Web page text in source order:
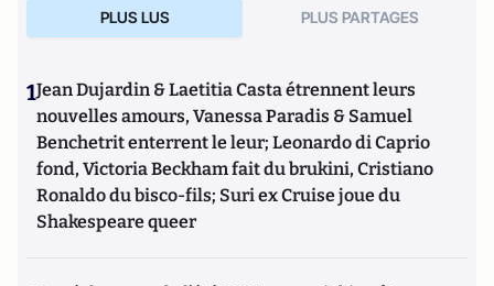
PLUS LUS PLUS PARTAGES
1Jean Dujardin & Laetitia Casta étrennent leurs
nouvelles amours, Vanessa Paradis & Samuel
Benchetrit enterrent le leur; Leonardo di Caprio
fond, Victoria Beckham fait du brukini, Cristiano
Ronaldo du bisco-fils; Suri ex Cruise joue du
Shakespeare queer